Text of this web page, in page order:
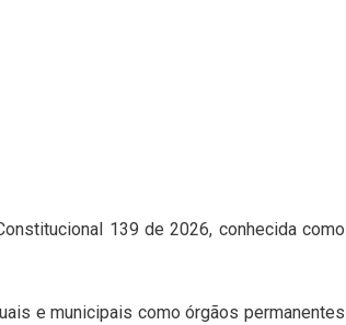
139 de 2026, conhecida como
e municipais como órgãos permanentes